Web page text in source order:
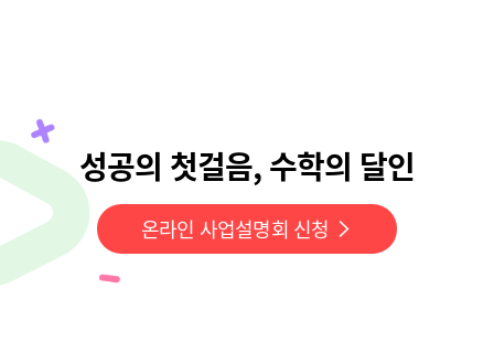
성공의 첫걸음, 수학의 달인
온라인 사업설명회 신청